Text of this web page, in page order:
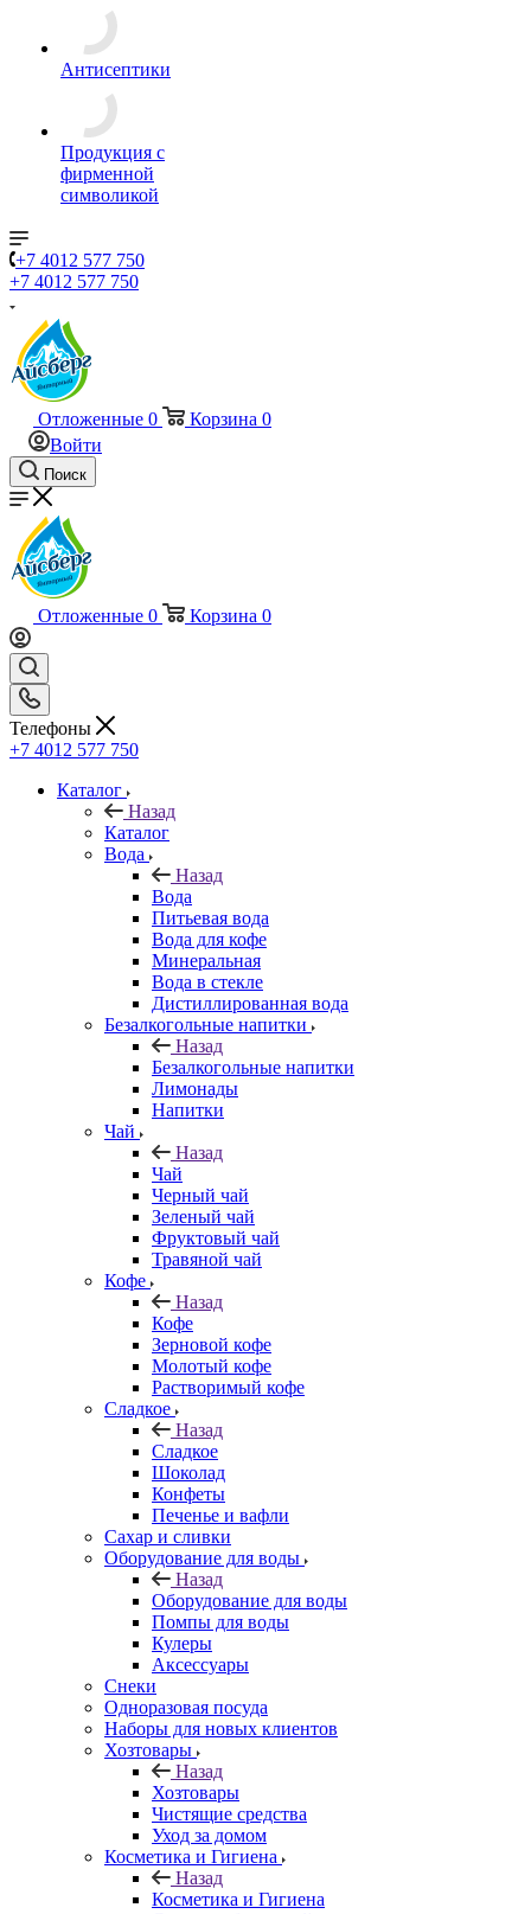
Антисептики
Продукция с
фирменной
символикой
+7 4012 577 750
+7 4012 577 750
Отложенные 0 Корзина 0
Войти
Поиск
Отложенные 0 Корзина 0
Телефоны
+7 4012 577 750
Каталог
Назад
Каталог
Вода
Назад
Вода
Питьевая вода
Вода для кофе
Минеральная
Вода в стекле
Дистиллированная вода
Безалкогольные напитки
Назад
Безалкогольные напитки
Лимонады
Напитки
Чай
Назад
Чай
Черный чай
Зеленый чай
Фруктовый чай
Травяной чай
Кофе
Назад
Кофе
Зерновой кофе
Молотый кофе
Растворимый кофе
Сладкое
Назад
Сладкое
Шоколад
Конфеты
Печенье и вафли
Сахар и сливки
Оборудование для воды
Назад
Оборудование для воды
Помпы для воды
Кулеры
Аксессуары
Снеки
Одноразовая посуда
Наборы для новых клиентов
Хозтовары
Назад
Хозтовары
Чистящие средства
Уход за домом
Косметика и Гигиена
Назад
Косметика и Гигиена